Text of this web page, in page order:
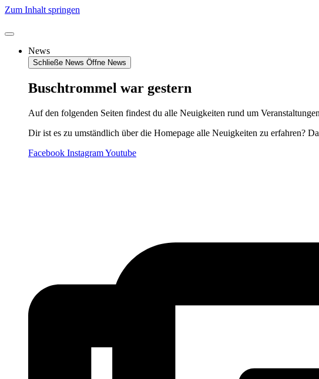
Zum Inhalt springen
News
Schließe News Öffne News
Buschtrommel war gestern
Auf den folgenden Seiten findest du alle Neuigkeiten rund um
Dir ist es zu umständlich über die Homepage alle Neuigkeiten zu erfahren?
Facebook InstagramYoutube